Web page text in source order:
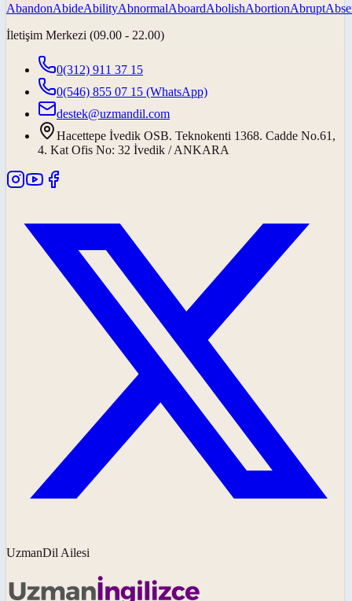
AbandonAbideAbilityAbnormalAboardAbolishAbortionAbrupt
İletişim Merkezi (09.00 - 22.00)
0(312) 911 37 15
0(546) 855 07 15 (WhatsApp)
destek@uzmandil.com
Hacettepe İvedik OSB. Teknokenti 1368. Cadde No.61,
4. Kat Ofis No: 32 İvedik / ANKARA
UzmanDil Ailesi